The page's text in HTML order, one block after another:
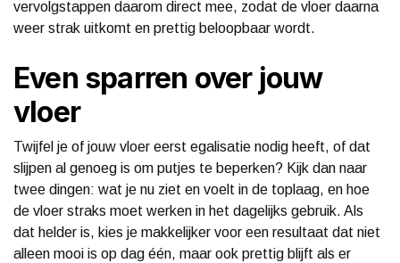
vervolgstappen daarom direct mee, zodat de vloer daarna
weer strak uitkomt en prettig beloopbaar wordt.
Even sparren over jouw
vloer
Twijfel je of jouw vloer eerst egalisatie nodig heeft, of dat
slijpen al genoeg is om putjes te beperken? Kijk dan naar
twee dingen: wat je nu ziet en voelt in de toplaag, en hoe
de vloer straks moet werken in het dagelijks gebruik. Als
dat helder is, kies je makkelijker voor een resultaat dat niet
alleen mooi is op dag één, maar ook prettig blijft als er